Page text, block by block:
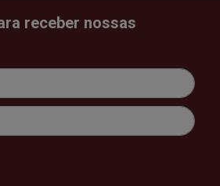
receber nossas